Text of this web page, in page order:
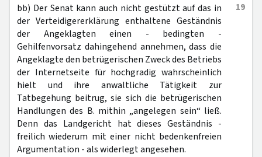
19
bb) Der Senat kann auch nicht gestützt auf das in
der Verteidigererklärung enthaltene Geständnis
der Angeklagten einen - bedingten -
Gehilfenvorsatz dahingehend annehmen, dass die
Angeklagte den betrügerischen Zweck des Betriebs
der Internetseite für hochgradig wahrscheinlich
hielt und ihre anwaltliche Tätigkeit zur
Tatbegehung beitrug, sie sich die betrügerischen
Handlungen des B. mithin „angelegen sein“ ließ.
Denn das Landgericht hat dieses Geständnis -
freilich wiederum mit einer nicht bedenkenfreien
Argumentation - als widerlegt angesehen.